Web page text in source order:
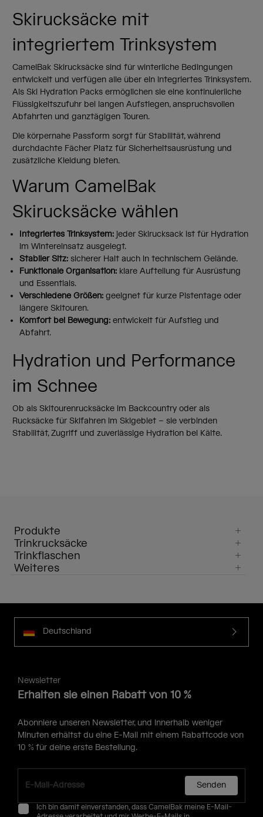
Skirucksäcke mit
integriertem Trinksystem
CamelBak Skirucksäcke sind für winterliche Bedingungen
entwickelt und verfügen alle über ein integriertes Trinksystem.
Als Ski Hydration Packs ermöglichen sie eine kontinuierliche
Flüssigkeitszufuhr bei langen Aufstiegen, anspruchsvollen
Abfahrten und ganztägigen Touren.
Die körpernahe Passform sorgt für Stabilität, während
durchdachte Fächer Platz für Sicherheitsausrüstung und
zusätzliche Kleidung bieten.
Warum CamelBak
Skirucksäcke wählen
Integriertes Trinksystem: jeder Skirucksack ist für Hydration
im Wintereinsatz ausgelegt.
Stabiler Sitz: sicherer Halt auch in technischem Gelände.
Funktionale Organisation: klare Aufteilung für Ausrüstung
und Essentials.
Verschiedene Größen: geeignet für kurze Pistentage oder
längere Skitouren.
Komfort bei Bewegung: entwickelt für Aufstieg und
Abfahrt.
Hydration und Performance
im Schnee
Ob als Skitourenrucksäcke im Backcountry oder als
Rucksäcke für Skifahren im Skigebiet – sie verbinden
Stabilität, Zugriff und zuverlässige Hydration bei Kälte.
Produkte
Trinkrucksäcke
Trinkflaschen
Weiteres
Deutschland
Newsletter
Erhalten sie einen Rabatt von 10 %
Abonniere unseren Newsletter, und innerhalb weniger
Minuten erhältst du eine E-Mail mit einem Rabattcode von
10 % für deine erste Bestellung.
Senden
Ich bin damit einverstanden, dass CamelBak meine E-Mail-